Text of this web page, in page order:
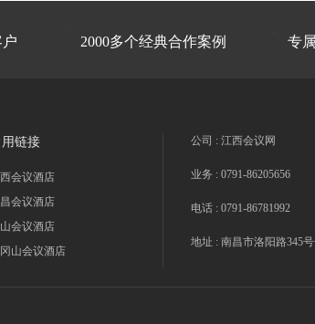
2000多个经典合作案例 专
链接
会议酒店
会议酒店
会议酒店
山会议酒店
公司 : 江西会议网
业务 : 0791-86205656
电话 : 0791-86781992
地址 : 南昌市洛阳路345